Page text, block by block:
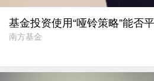
基金投资使用“哑铃策略”能否
南方基金